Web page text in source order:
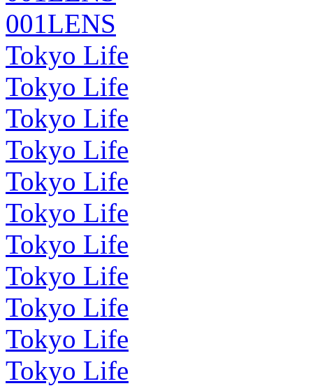
001LENS
Tokyo Life
Tokyo Life
Tokyo Life
Tokyo Life
Tokyo Life
Tokyo Life
Tokyo Life
Tokyo Life
Tokyo Life
Tokyo Life
Tokyo Life